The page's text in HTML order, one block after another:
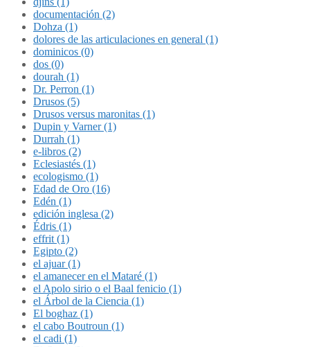
documentación (2)
Dohza (1)
dolores de las articulaciones en general (1)
dominicos (0)
dos (0)
dourah (1)
Dr. Perron (1)
Drusos (5)
Drusos versus maronitas (1)
Dupin y Varner (1)
Durrah (1)
e-libros (2)
Eclesiastés (1)
ecologismo (1)
Edad de Oro (16)
Edén (1)
edición inglesa (2)
Édris (1)
effrit (1)
Egipto (2)
el ajuar (1)
el amanecer en el Mataré (1)
el Apolo sirio o el Baal fenicio (1)
el Árbol de la Ciencia (1)
El boghaz (1)
el cabo Boutroun (1)
el cadi (1)